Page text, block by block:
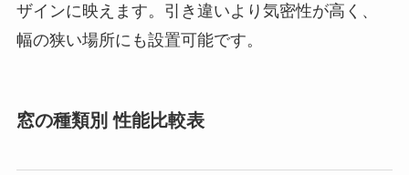
ザインに映えます。引き違いより気密性が高く、
幅の狭い場所にも設置可能です。
窓の種類別 性能比較表